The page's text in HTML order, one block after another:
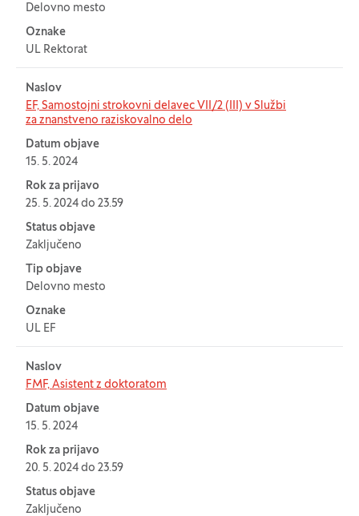
Delovno mesto
Oznake
UL Rektorat
Naslov
EF, Samostojni strokovni delavec VII/2 (III) v Službi
za znanstveno raziskovalno delo
Datum objave
15. 5. 2024
Rok za prijavo
25. 5. 2024 do 23.59
Status objave
Zaključeno
Tip objave
Delovno mesto
Oznake
UL EF
Naslov
FMF, Asistent z doktoratom
Datum objave
15. 5. 2024
Rok za prijavo
20. 5. 2024 do 23.59
Status objave
Zaključeno